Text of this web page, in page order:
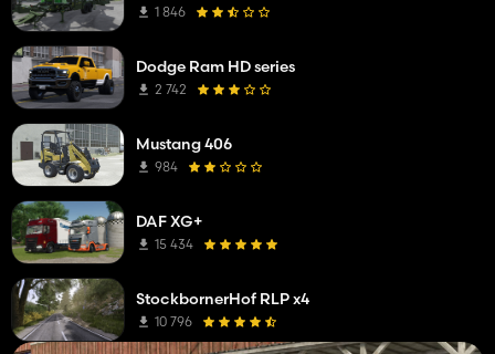
1 846
Dodge Ram HD series
2 742
Mustang 406
984
DAF XG+
15 434
StockbornerHof RLP x4
10 796